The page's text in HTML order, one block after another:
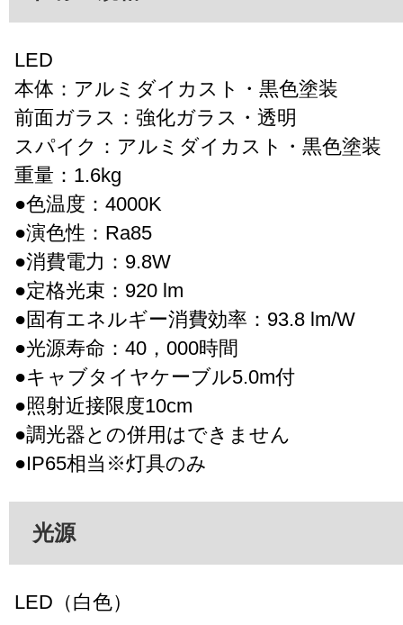
LED
本体：アルミダイカスト・黒色塗装
前面ガラス：強化ガラス・透明
スパイク：アルミダイカスト・黒色塗装
重量：1.6kg
●色温度：4000K
●演色性：Ra85
●消費電力：9.8W
●定格光束：920 lm
●固有エネルギー消費効率：93.8 lm/W
●光源寿命：40，000時間
●キャブタイヤケーブル5.0m付
●照射近接限度10cm
●調光器との併用はできません
●IP65相当※灯具のみ
光源
LED（白色）